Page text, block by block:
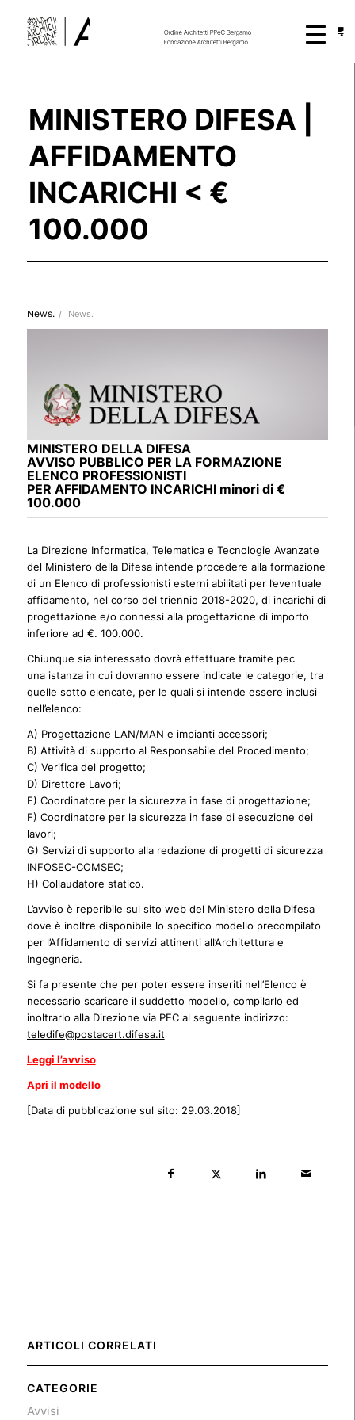
MINISTERO DIFESA |
AFFIDAMENTO
INCARICHI < €
100.000
News. / News.
MINISTERO DELLA DIFESA
AVVISO PUBBLICO PER LA FORMAZIONE
ELENCO PROFESSIONISTI
PER AFFIDAMENTO INCARICHI minori di €
100.000
La Direzione Informatica, Telematica e Tecnologie Avanzate
del Ministero della Difesa intende procedere alla formazione
di un Elenco di professionisti esterni abilitati per l’eventuale
affidamento, nel corso del triennio 2018-2020, di incarichi di
progettazione e/o connessi alla progettazione di importo
inferiore ad €. 100.000.
Chiunque sia interessato dovrà effettuare tramite pec
una istanza in cui dovranno essere indicate le categorie, tra
quelle sotto elencate, per le quali si intende essere inclusi
nell’elenco:
A) Progettazione LAN/MAN e impianti accessori;
B) Attività di supporto al Responsabile del Procedimento;
C) Verifica del progetto;
D) Direttore Lavori;
E) Coordinatore per la sicurezza in fase di progettazione;
F) Coordinatore per la sicurezza in fase di esecuzione dei
lavori;
G) Servizi di supporto alla redazione di progetti di sicurezza
INFOSEC-COMSEC;
H) Collaudatore statico.
L’avviso è reperibile sul sito web del Ministero della Difesa
dove è inoltre disponibile lo specifico modello precompilato
per l’Affidamento di servizi attinenti all’Architettura e
Ingegneria.
Si fa presente che per poter essere inseriti nell’Elenco è
necessario scaricare il suddetto modello, compilarlo ed
inoltrarlo alla Direzione via PEC al seguente indirizzo:
teledife@postacert.difesa.it
Leggi l’avviso
Apri il modello
[Data di pubblicazione sul sito: 29.03.2018]
ARTICOLI CORRELATI
CATEGORIE
Avvisi